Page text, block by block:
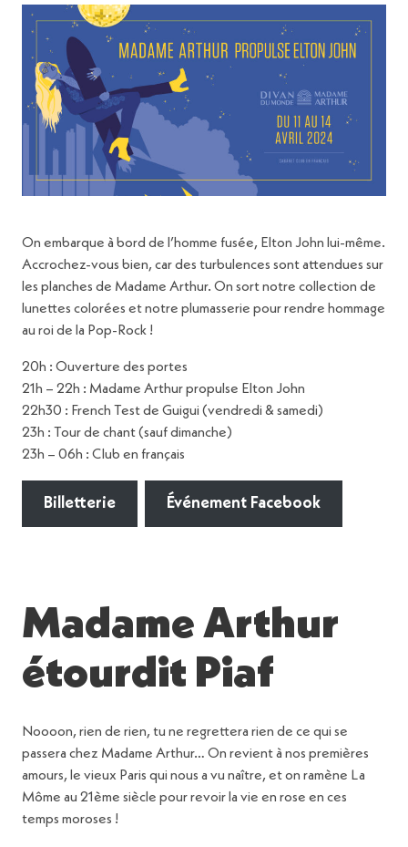
On embarque à bord de l’homme fusée, Elton John lui-même.
Accrochez-vous bien, car des turbulences sont attendues sur
les planches de Madame Arthur. On sort notre collection de
lunettes colorées et notre plumasserie pour rendre hommage
au roi de la Pop-Rock !
20h : Ouverture des portes
21h – 22h : Madame Arthur propulse Elton John
22h30 : French Test de Guigui (vendredi & samedi)
23h : Tour de chant (sauf dimanche)
23h – 06h : Club en français
Billetterie Événement Facebook
Madame Arthur
étourdit Piaf
Noooon, rien de rien, tu ne regrettera rien de ce qui se
passera chez Madame Arthur… On revient à nos premières
amours, le vieux Paris qui nous a vu naître, et on ramène La
Môme au 21ème siècle pour revoir la vie en rose en ces
temps moroses !